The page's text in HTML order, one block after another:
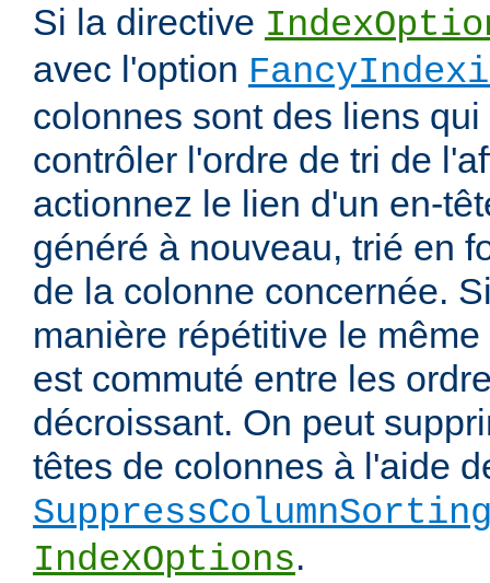
Si la directive
avec l'option
colonnes sont des liens
contrôler l'ordre de tri de
actionnez le lien d'un en-
généré à nouveau, trié en
de la colonne concernée.
manière répétitive le
est commuté entre les
décroissant. On peut
têtes de colonnes à l'aide
IndexOptions.